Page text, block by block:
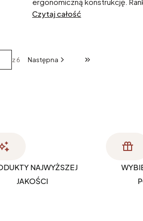
dostępne w naszym sklepie:
Czytaj całość
z 6 Następna
Przejdź do
NAJWYŻSZEJ
JAKOŚCI